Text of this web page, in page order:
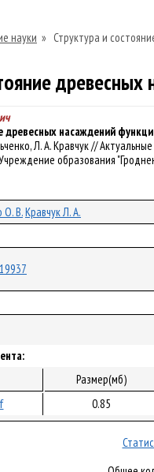
науки » Структура и
древесных насаждений
Л. А. Кравчук //
образования
О. В.Кравчук Л. А.
Размер(мб)
0.85